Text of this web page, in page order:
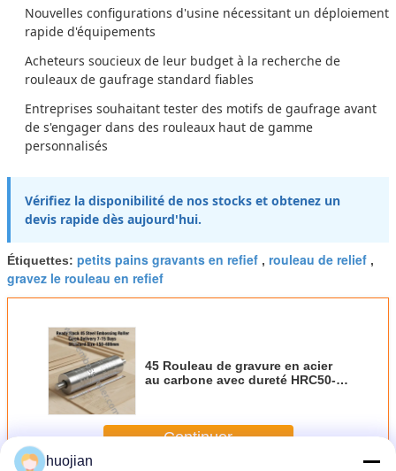
Nouvelles configurations d'usine nécessitant un déploiement
rapide d'équipements
Acheteurs soucieux de leur budget à la recherche de
rouleaux de gaufrage standard fiables
Entreprises souhaitant tester des motifs de gaufrage avant
de s'engager dans des rouleaux haut de gamme
personnalisés
Vérifiez la disponibilité de nos stocks et obtenez un
devis rapide dès aujourd'hui.
Étiquettes: petits pains gravants en refief , rouleau de relief ,
gravez le rouleau en refief
45 Rouleau de gravure en acier
au carbone avec dureté HRC50-
Continuer
huojian